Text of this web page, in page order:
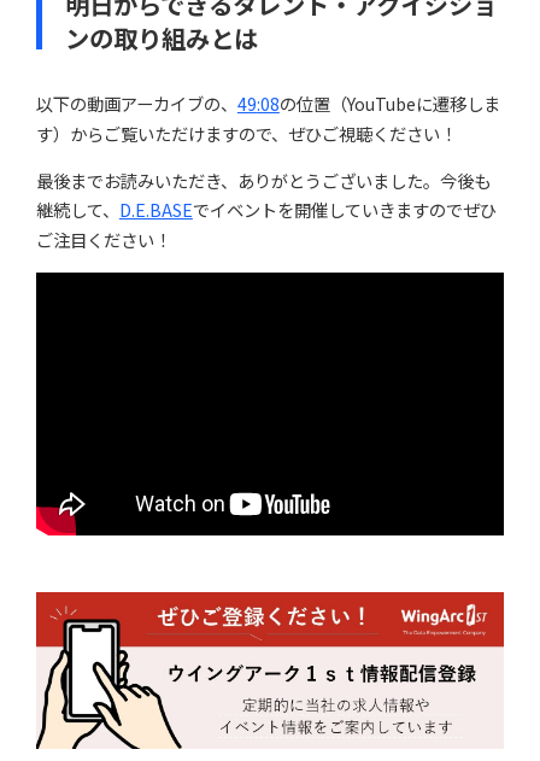
ンの取り組みとは
以下の動画アーカイブの、 49:08の位置（YouTubeに遷移しま
す）からご覧いただけますので、ぜひご視聴ください！
最後までお読みいただき、ありがとうございました。今後も
継続して、 D.E.BASEでイベントを開催していきますのでぜひ
ご注目ください！